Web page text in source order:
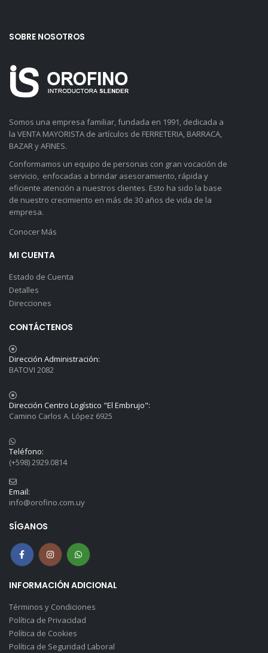
SOBRE NOSOTROS
Somos una empresa familiar, fundada en 1991, dedicada a
la VENTA MAYORISTA de artículos de FERRETERIA, BARRACA,
BAZAR y AFINES.
Conformamos un equipo de personas con gran vocación de
servicio, enfocadas a brindar asesoramiento, rápida y
eficiente atención a nuestros clientes. Esto ha sido la base
de nuestro crecimiento en más de 30 años de vida de la
empresa.
Conocer Más
MI CUENTA
Estado de Cuenta
Detalles
Direcciones
CONTÁCTENOS
Dirección Administración:
BATOVI 2082
Dirección Centro Logístico "El Embrujo":
Camino Carlos A. López 6925
Teléfono:
(+598) 2929.0814
Email:
info@orofino.com.uy
SÍGANOS
INFORMACIÓN ADICIONAL
Términos y Condiciones
Política de Privacidad
Política de Cookies
Política de Seguridad Laboral